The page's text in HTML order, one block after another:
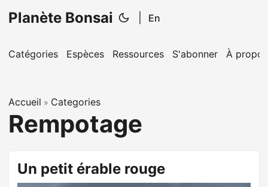
Planète Bonsai En
Catégories Espèces Ressources S'abonner À propos
Accueil » Categories
Rempotage
Un petit érable rouge